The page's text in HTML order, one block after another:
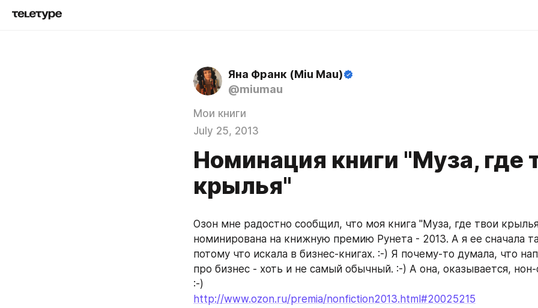
Яна Франк (Miu Mau)
@miumau
Мои книги
July 25, 2013
Номинация книги "Муза, где
крылья"
Озон мне радостно сообщил, что моя книга "Муза, где твои
номинирована на книжную премию Рунета - 2013. А я ее сначала
потому что искала в бизнес-книгах. :-) Я почему-то думала, что
про бизнес - хоть и не самый обычный. :-) А она, оказывается,
:-)
http://www.ozon.ru/premia/nonfiction2013.html#20025215